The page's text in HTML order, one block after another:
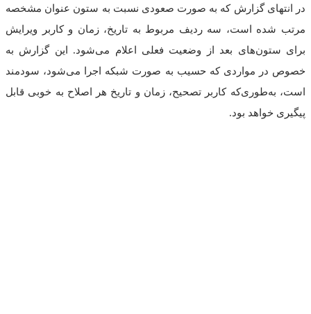
گزارش که به صورت صعودی نسبت به ستون عنوان مشخصه
است، سه ردیف مربوط به تاریخ، زمان و کاربر ویرایش
بعد از وضعیت فعلی اعلام می‌شود. این گزارش به
مواردی که حسیب به صورت شبکه اجرا می‌شود، سودمند
کاربر تصحیح، زمان و تاریخ هر اصلاح به خوبی قابل
بود.